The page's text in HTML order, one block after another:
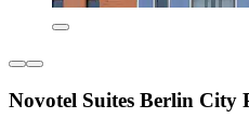
Novotel Suites Berlin City